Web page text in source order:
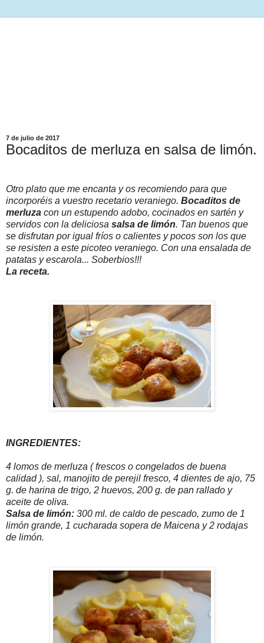
7 de julio de 2017
Bocaditos de merluza en salsa de limón.
Otro plato que me encanta y os recomiendo para que
incorporéis a vuestro recetario veraniego. Bocaditos de
merluza con un estupendo adobo, cocinados en sartén y
servidos con la deliciosa salsa de limón. Tan buenos que
se disfrutan por igual fríos o calientes y pocos son los que
se resisten a este picoteo veraniego. Con una ensalada de
patatas y escarola... Soberbios!!!
La receta.
INGREDIENTES:
4 lomos de merluza ( frescos o congelados de buena
calidad ), sal, manojito de perejil fresco, 4 dientes de ajo, 75
g. de harina de trigo, 2 huevos, 200 g. de pan rallado y
aceite de oliva.
Salsa de limón: 300 ml. de caldo de pescado, zumo de 1
limón grande, 1 cucharada sopera de Maicena y 2 rodajas
de limón.